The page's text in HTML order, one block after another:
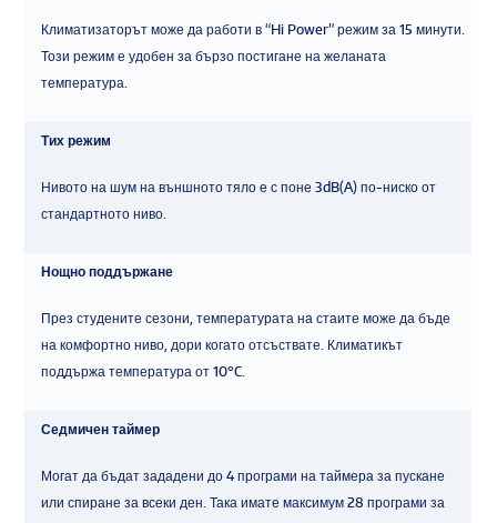
Климатизаторът може да работи в “Hi Power” режим за 15 минути.
Този режим е удобен за бързо постигане на желаната
температура.
Тих режим
Нивото на шум на външното тяло е с поне 3dB(A) по-ниско от
стандартното ниво.
Нощно поддържане
През студените сезони, температурата на стаите може да бъде
на комфортно ниво, дори когато отсъствате. Климатикът
поддържа температура от 10°C.
Седмичен таймер
Могат да бъдат зададени до 4 програми на таймера за пускане
или спиране за всеки ден. Така имате максимум 28 програми за